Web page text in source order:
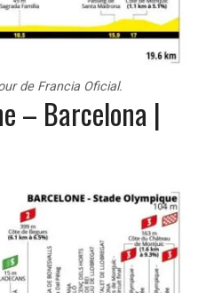
de Francia Oficial.
– Barcelona |